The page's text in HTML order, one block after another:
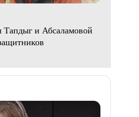
Тапдыг и Абсаламовой